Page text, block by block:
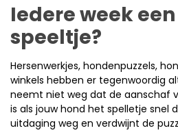
Iedere week
speeltje?
Hersenwerkjes, hondenpuzzels,
winkels hebben er tegenwoordig
neemt niet weg dat de aanschaf
is als jouw hond het spelletje snel
uitdaging weg en verdwijnt de